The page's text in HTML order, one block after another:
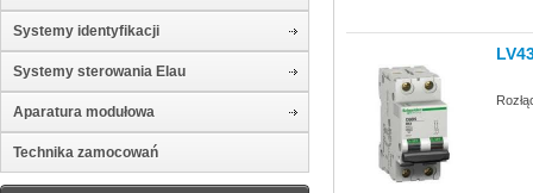
Systemy identyfikacji
Systemy sterowania Elau
Aparatura modułowa
Technika zamocowań